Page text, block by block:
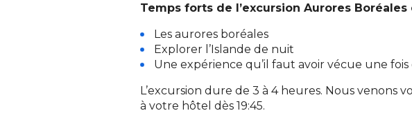
Temps forts de l’excursion Aurores Boréales
Les aurores boréales
Explorer l’Islande de nuit
Une expérience qu’il faut avoir vécue une fois
L’excursion dure de 3 à 4 heures. Nous venons
à votre hôtel dès 19:45.